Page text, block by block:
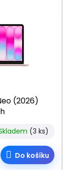
(2026)
(3 ks)
Do košíku